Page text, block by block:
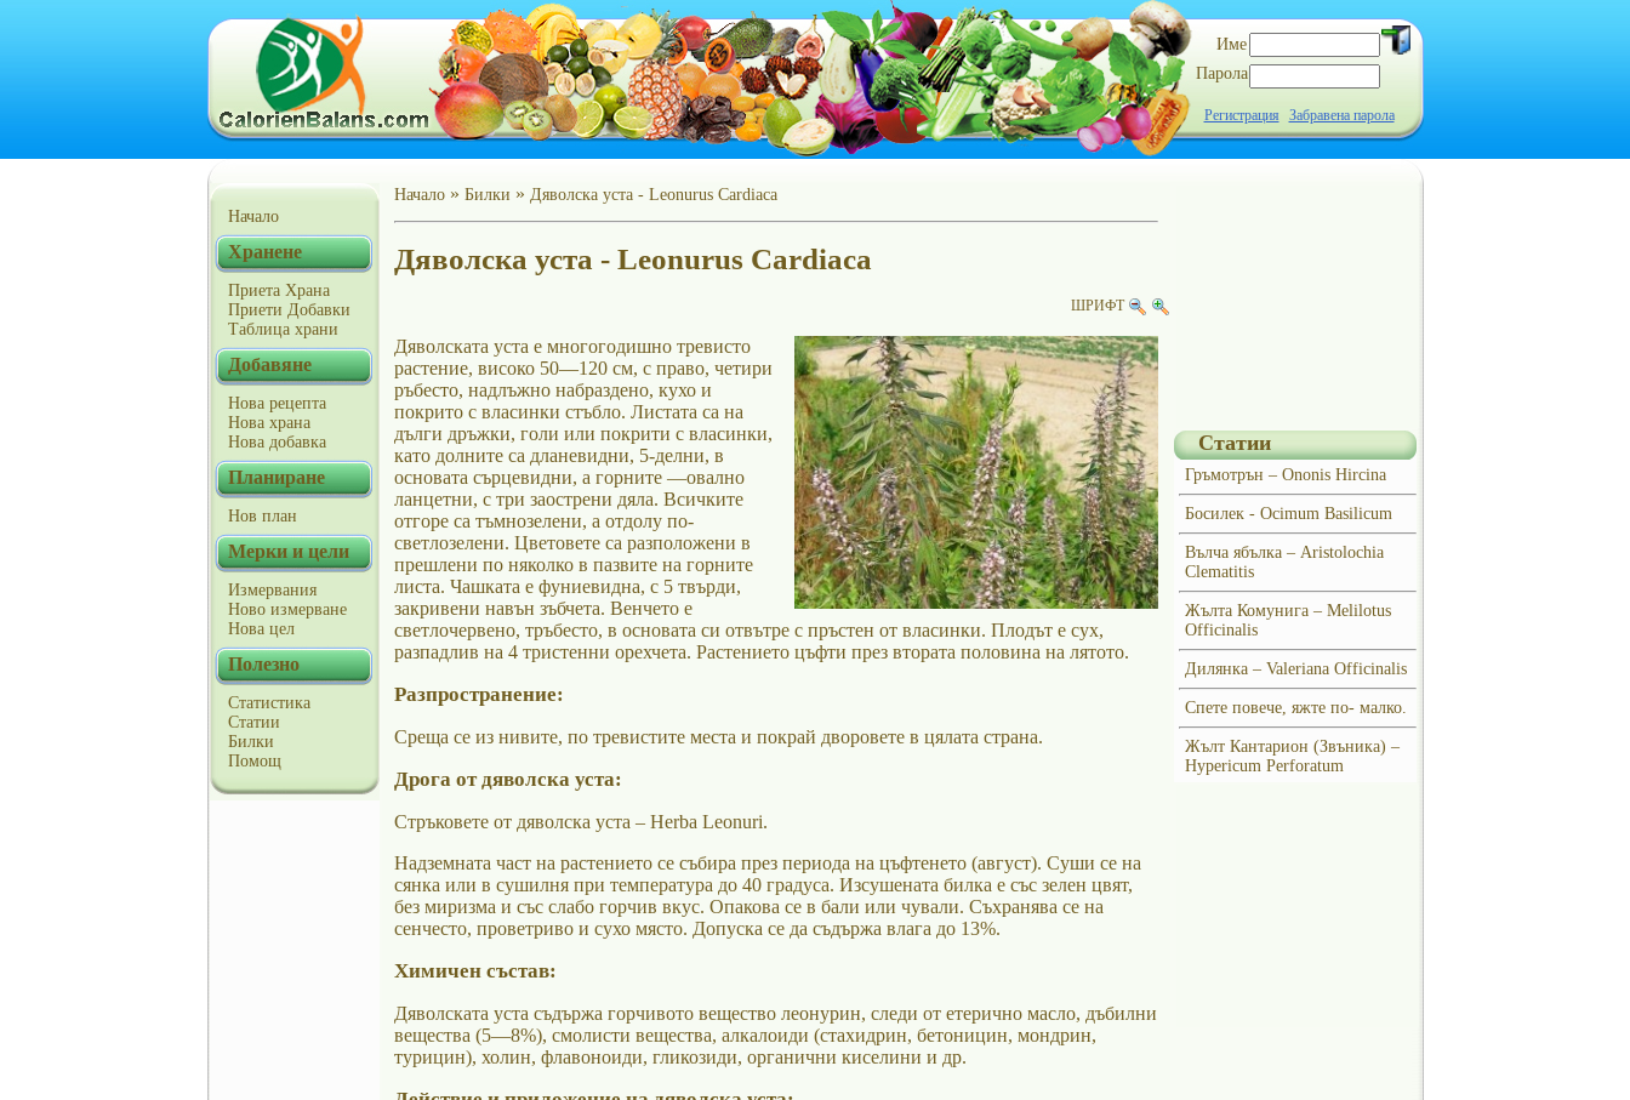
Име
Парола
Регистрация Забравена парола
Начало
Хранене
Приета Храна
Приети Добавки
Таблица храни
Добавяне
Нова рецепта
Нова храна
Нова добавка
Планиране
Нов план
Мерки и цели
Измервания
Ново измерване
Нова цел
Полезно
Статистика
Статии
Билки
Помощ
Начало» Билки » Дяволска уста - Leonurus Cardiaca
Дяволска уста - Leonurus Cardiaca
ШРИФТ
Дяволската уста е многогодишно тревисто
растение, високо 50—120 см, с право, четири
ръбесто, надлъжно набраздено, кухо и
покрито с власинки стъбло. Листата са на
дълги дръжки, голи или покрити с власинки,
като долните са дланевидни, 5-делни, в
основата сърцевидни, а горните —овално
ланцетни, с три заострени дяла. Всичките
отгоре са тъмнозелени, а отдолу по-
светлозелени. Цветовете са разположени в
прешлени по няколко в пазвите на горните
листа. Чашката е фуниевидна, с 5 твърди,
закривени навън зъбчета. Венчето е
светлочервено, тръбесто, в основата си отвътре с пръстен от власинки. Плодът е сух,
разпадлив на 4 тристенни орехчета. Растението цъфти през втората половина на лятото.
Разпространение:
Среща се из нивите, по тревистите места и покрай дворовете в цялата страна.
Дрога от дяволска уста:
Стръковете от дяволска уста – Herba Leonuri.
Надземната част на растението се събира през периода на цъфтенето (август). Суши се на
сянка или в сушилня при температура до 40 градуса. Изсушената билка е със зелен цвят,
без миризма и със слабо горчив вкус. Опакова се в бали или чували. Съхранява се на
сенчесто, проветриво и сухо място. Допуска се да съдържа влага до 13%.
Химичен състав:
Дяволската уста съдържа горчивото вещество леонурин, следи от етерично масло, дъбилни
вещества (5—8%), смолисти вещества, алкалоиди (стахидрин, бетоницин, мондрин,
турицин), холин, флавоноиди, гликозиди, органични киселини и др.
Статии
Гръмотрън – Ononis Hircina
Босилек - Ocimum Basilicum
Вълча ябълка – Aristolochia
Clematitis
Жълта Комунига – Melilotus
Officinalis
Дилянка – Valeriana Officinalis
Спете повече, яжте по- малко.
Жълт Кантарион (Звъника) –
Hypericum Perforatum